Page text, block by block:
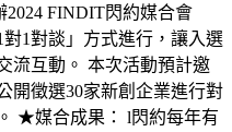
FINDIT閃約媒合會
對1對談」方式進行，讓入選
流互動。 本次活動預計邀
開徵選30家新創企業進行對
★媒合成果： l閃約每年有